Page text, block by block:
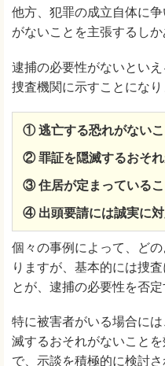
他方、犯罪の成立自体に
がないことを主張するしか
逮捕の必要性がないとい
捜査機関に示すことになり
① 逃亡する恐れがないこ
② 罪証を隠滅するおそ
③ 住居が定まっているこ
④ 出頭要請には誠実に
個々の事例によって、ど
りますが、基本的には捜
とが、逮捕の必要性を否
特に被害者がいる場合に
滅するおそれがないこと
で、示談を積極的に検討